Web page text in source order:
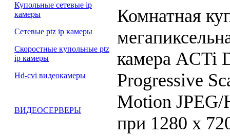
Купольные сетевые ip
камеры
Сетевые ptz ip камеры
Скоростные купольные ptz
ip камеры
Hd-cvi видеокамеры
ВИДЕОСЕРВЕРЫ
Комнатная
камера ACTi
Progressive
Motion JPEG/
при 1280 x